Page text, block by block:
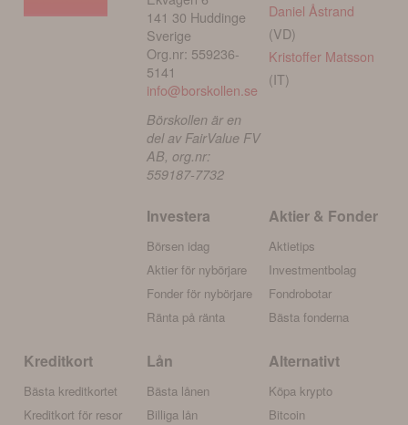
141 30 Huddinge
Sverige
Org.nr: 559236-
5141
info@borskollen.se
Börskollen är en
del av FairValue FV
AB, org.nr:
559187-7732
Daniel Åstrand
(VD)
Kristoffer Matsson
(IT)
Investera
Börsen idag
Aktier för nybörjare
Fonder för nybörjare
Ränta på ränta
Aktier & Fonder
Aktietips
Investmentbolag
Fondrobotar
Bästa fonderna
Kreditkort
Bästa kreditkortet
Kreditkort för resor
Lån
Bästa lånen
Billiga lån
Alternativt
Köpa krypto
Bitcoin